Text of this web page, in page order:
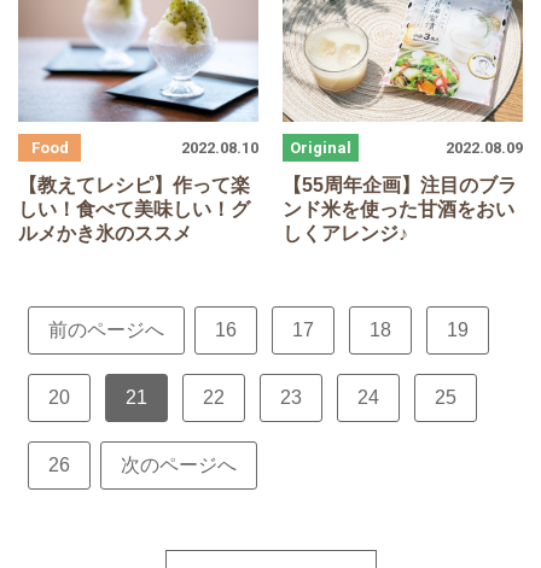
【教えてレシピ】作って楽
しい！食べて美味しい！グ
ルメかき氷のススメ
2022.08.10
【55周年企画】注目のブラ
ンド米を使った甘酒をおい
しくアレンジ♪
2022.08.09
前のページへ 16 17 18 19
20 21 22 23 24 25
26 次のページへ